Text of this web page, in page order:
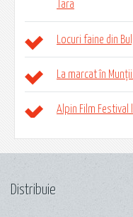
Tara
Locuri faine din
La marcat în
Alpin Film Festival
Distribuie